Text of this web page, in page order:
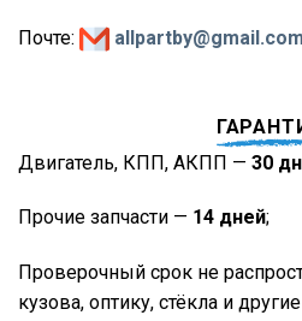
Почте: allpartby@gmail.com
Двигатель, КПП, АКПП — 30
Прочие запчасти — 14 дней;
Проверочный срок не
кузова, оптику, стёкла и